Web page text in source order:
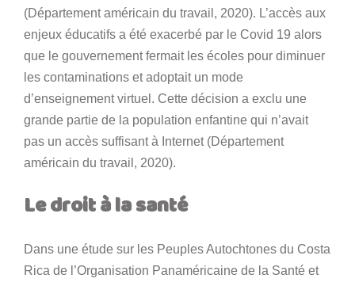
(Département américain du travail, 2020). L’accès aux
enjeux éducatifs a été exacerbé par le Covid 19 alors
que le gouvernement fermait les écoles pour diminuer
les contaminations et adoptait un mode
d’enseignement virtuel. Cette décision a exclu une
grande partie de la population enfantine qui n’avait
pas un accès suffisant à Internet (Département
américain du travail, 2020).
Le droit à la santé
Dans une étude sur les Peuples Autochtones du Costa
Rica de l’Organisation Panaméricaine de la Santé et